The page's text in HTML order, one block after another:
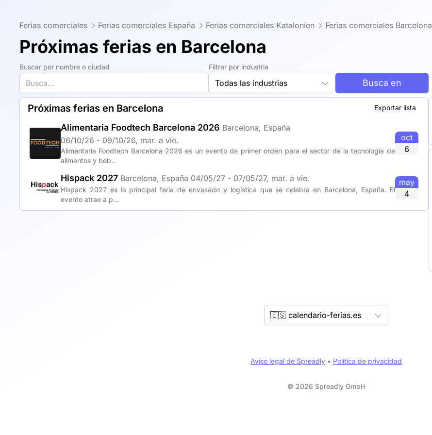
Ferias comerciales Ferias comerciales España Ferias comerciales Katalonien Ferias comerciales Barcelona
Próximas ferias en Barcelona
Buscar por nombre o ciudad Filtrar por industria
Todas las industrias Busca en
Exportar lista
Próximas ferias en Barcelona
Alimentaria Foodtech Barcelona 2026 Barcelona, España
06/10/26 - 09/10/26, mar. a vie.
Alimentaria Foodtech Barcelona 2026 es un evento de primer orden para el sector de la tecnología de
alimentos y beb...
oct
6
Hispack 2027 Barcelona, España 04/05/27 - 07/05/27, mar. a vie.
Hispack 2027 es la principal feria de envasado y logística que se celebra en Barcelona, España. El
evento atrae a p...
may
4
🇪🇸 calendario-ferias.es
Aviso legal de Spreadly • Política de privacidad
© 2026 Spreadly GmbH